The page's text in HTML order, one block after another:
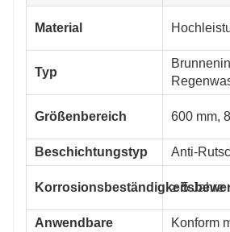
Material
Typ
Größenbereich 600 mm,
Beschichtungstyp Anti-
≥ 5 Jahre
Anwendbare Konform